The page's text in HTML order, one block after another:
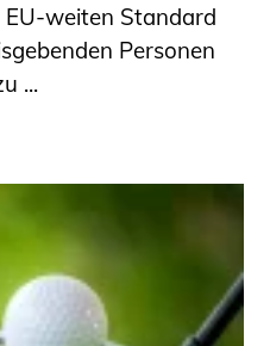
weiten Standard
Personen
...